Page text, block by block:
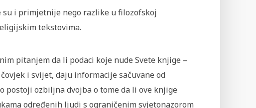
i primjetnije nego razlike u filozofskoj
tekstovima.
pitanjem da li podaci koje nude Svete knjige –
i svijet, daju informacije sačuvane od
postoji ozbiljna dvojba o tome da li ove knjige
određenih ljudi s ograničenim svjetonazorom